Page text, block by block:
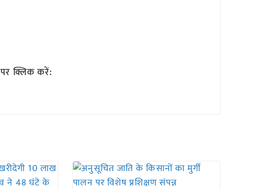
क्लिक करें: